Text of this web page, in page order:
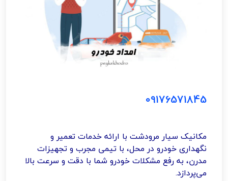
09176571845
مکانیک سیار مرودشت با ارائه خدمات تعمیر و
نگهداری خودرو در محل، با تیمی مجرب و تجهیزات
مدرن، به رفع مشکلات خودرو شما با دقت و سرعت بالا
می‌پردازد.